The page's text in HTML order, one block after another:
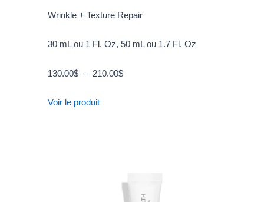
Wrinkle + Texture Repair
30 mL ou 1 Fl. Oz, 50 mL ou 1.7 Fl. Oz
130.00$ – 210.00$
Voir le produit